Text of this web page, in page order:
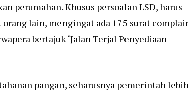
perumahan. Khusus persoalan LSD, harus
lain, mengingat ada 175 surat
bertajuk ‘Jalan Terjal Penyediaan
pangan, seharusnya pemerintah